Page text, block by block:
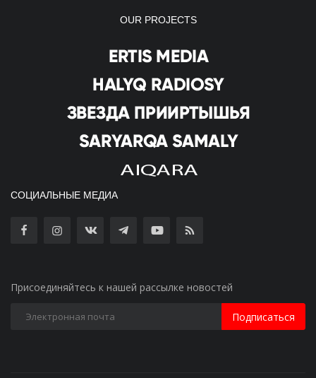
OUR PROJECTS
СОЦИАЛЬНЫЕ МЕДИА
Присоединяйтесь к нашей рассылке новостей
Подписаться